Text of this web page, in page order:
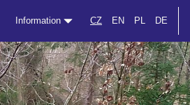
Information CZ EN PL DE